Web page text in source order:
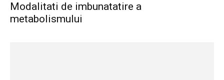
Modalitati de imbunatatire a
metabolismului